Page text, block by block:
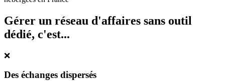
Gérer un réseau d'affaires sans outil
dédié, c'est...
❌
Des échanges dispersés